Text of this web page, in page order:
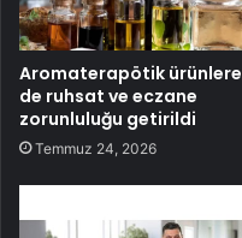
Aromaterapötik ürünlere
de ruhsat ve eczane
zorunluluğu getirildi
Temmuz 24, 2026